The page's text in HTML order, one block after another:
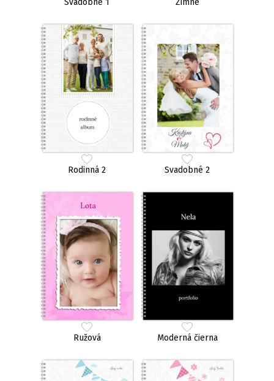
Svadobné 1 Zimné
Rodinná 2 Svadobné 2
Ružová Moderná čierna